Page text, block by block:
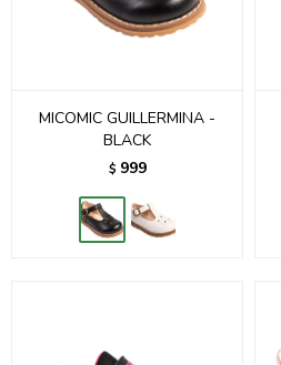
MICOMIC GUILLERMINA -
BLACK
$ 999